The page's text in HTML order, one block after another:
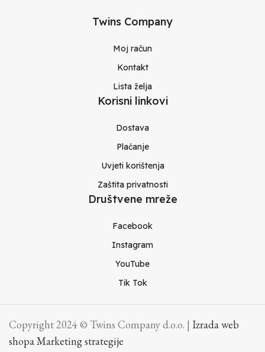
Twins Company
Moj račun
Kontakt
Lista želja
Korisni linkovi
Dostava
Plaćanje
Uvjeti korištenja
Zaštita privatnosti
Društvene mreže
Facebook
Instagram
YouTube
Tik Tok
Copyright 2024 © Twins Company d.o.o. | Izrada web
shopa Marketing strategije